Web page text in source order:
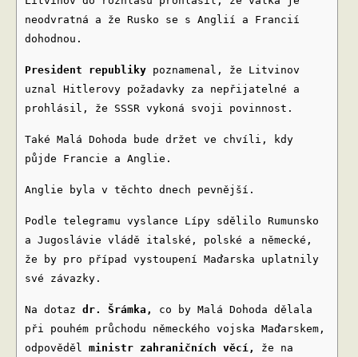
neodvratná a že Rusko se s Anglií a Francií
dohodnou.
President republiky poznamenal, že Litvinov
uznal Hitlerovy požadavky za nepřijatelné a
prohlásil, že SSSR vykoná svoji povinnost.
Také Malá Dohoda bude držet ve chvíli, kdy
půjde Francie a Anglie.
Anglie byla v těchto dnech pevnější.
Podle telegramu vyslance Lípy sdělilo Rumunsko
a Jugoslávie vládě italské, polské a německé,
že by pro případ vystoupení Maďarska uplatnily
své závazky.
Na dotaz dr. Šrámka,
co by Malá Dohoda dělala
při pouhém průchodu německého vojska Maďarskem,
odpověděl ministr zahraničních věcí,
že na